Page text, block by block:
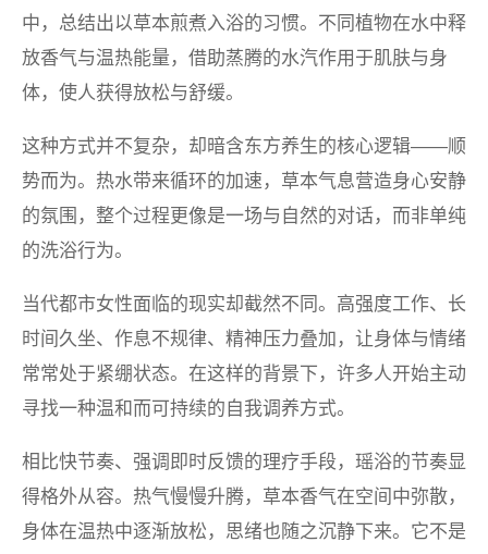
中，总结出以草本煎煮入浴的习惯。不同植物在水中释
放香气与温热能量，借助蒸腾的水汽作用于肌肤与身
体，使人获得放松与舒缓。
这种方式并不复杂，却暗含东方养生的核心逻辑——顺
势而为。热水带来循环的加速，草本气息营造身心安静
的氛围，整个过程更像是一场与自然的对话，而非单纯
的洗浴行为。
当代都市女性面临的现实却截然不同。高强度工作、长
时间久坐、作息不规律、精神压力叠加，让身体与情绪
常常处于紧绷状态。在这样的背景下，许多人开始主动
寻找一种温和而可持续的自我调养方式。
相比快节奏、强调即时反馈的理疗手段，瑶浴的节奏显
得格外从容。热气慢慢升腾，草本香气在空间中弥散，
身体在温热中逐渐放松，思绪也随之沉静下来。它不是